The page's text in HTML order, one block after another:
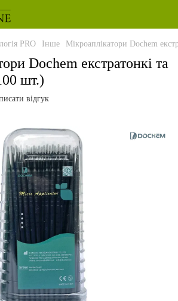
PRO Інше Мікроаплікатори Dochem
Dochem екстратонкі та
шт.)
відгук